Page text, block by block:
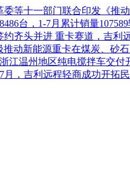
等十一部门联合印发《推
台，1-7月累计销量
齐头并进 重卡赛道，吉利
动新能源重卡在煤炭、砂
江温州地区纯电搅拌车交付
，吉利远程轻商成功开拓